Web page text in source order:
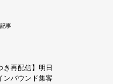
事
き再配信】明日
ンバウンド集客